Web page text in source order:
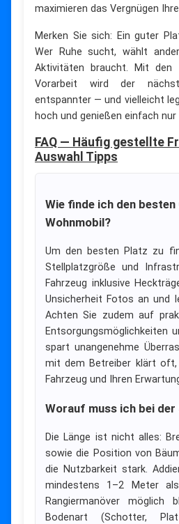
maximieren das Vergnügen
Merken Sie sich: Ein guter
Wer Ruhe sucht, wählt
Aktivitäten braucht. Mit den
Vorarbeit wird der
entspannter — und vielleicht
hoch und genießen einfach
FAQ — Häufig gestellte
Auswahl Tipps
Wie finde ich den
Wohnmobil?
Um den besten Platz zu
Stellplatzgröße und
Fahrzeug inklusive
Unsicherheit Fotos an und
Achten Sie zudem auf
Entsorgungsmöglichkeiten
spart unangenehme
mit dem Betreiber klärt
Fahrzeug und Ihren
Worauf muss ich bei
Die Länge ist nicht alles:
sowie die Position von
die Nutzbarkeit stark.
mindestens 1–2 Meter
Rangiermanöver möglich
Bodenart (Schotter,